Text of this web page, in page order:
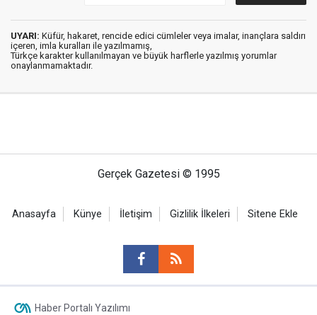
UYARI: Küfür, hakaret, rencide edici cümleler veya imalar, inançlara saldırı
içeren, imla kuralları ile yazılmamış,
Türkçe karakter kullanılmayan ve büyük harflerle yazılmış yorumlar
onaylanmamaktadır.
Gerçek Gazetesi © 1995
Anasayfa Künye İletişim Gizlilik İlkeleri Sitene Ekle
Haber Portalı Yazılımı